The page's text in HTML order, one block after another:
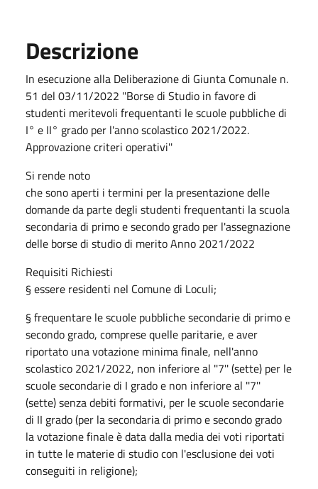
Descrizione
In esecuzione alla Deliberazione di Giunta Comunale n.
51 del 03/11/2022 ''Borse di Studio in favore di
studenti meritevoli frequentanti le scuole pubbliche di
I° e II° grado per l'anno scolastico 2021/2022.
Approvazione criteri operativi''
Si rende noto
che sono aperti i termini per la presentazione delle
domande da parte degli studenti frequentanti la scuola
secondaria di primo e secondo grado per l'assegnazione
delle borse di studio di merito Anno 2021/2022
Requisiti Richiesti
§ essere residenti nel Comune di Loculi;
§ frequentare le scuole pubbliche secondarie di primo e
secondo grado, comprese quelle paritarie, e aver
riportato una votazione minima finale, nell'anno
scolastico 2021/2022, non inferiore al ''7'' (sette) per le
scuole secondarie di I grado e non inferiore al ''7''
(sette) senza debiti formativi, per le scuole secondarie
di II grado (per la secondaria di primo e secondo grado
la votazione finale è data dalla media dei voti riportati
in tutte le materie di studio con l'esclusione dei voti
conseguiti in religione);